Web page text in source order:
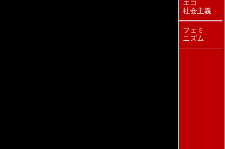
エコ
社会主義
フェミ
ニズム